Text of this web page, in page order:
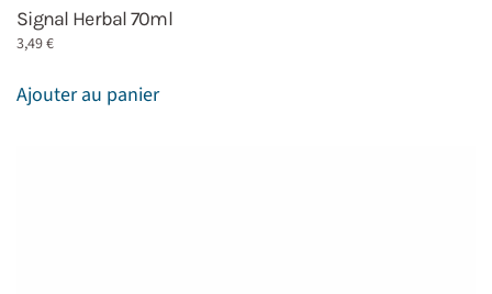
Signal Herbal 70ml
3,49€
Ajouter au panier